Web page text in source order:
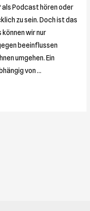
als Podcast hören oder
zu sein. Doch ist das
können wir nur
beeinflussen
umgehen. Ein
von …